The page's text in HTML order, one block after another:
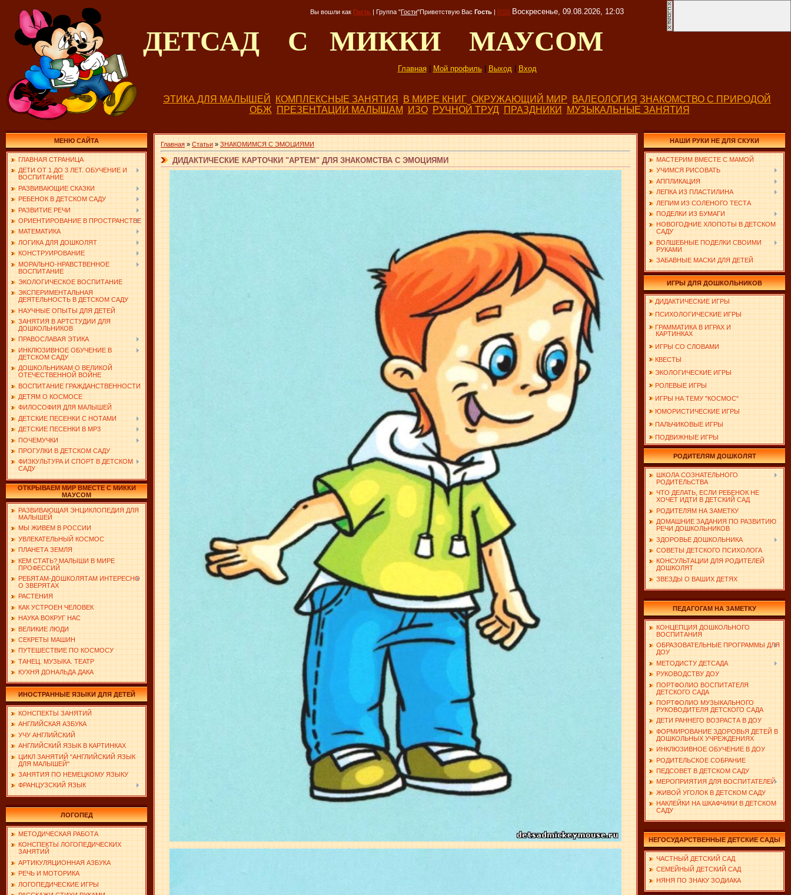
Вы вошли как Гость | Группа "Гости"Приветствую Вас Гость | RSS Воскресенье, 09.08.2026, 12:03
ДЕТСАД С МИККИ МАУСОМ
Главная| Мой профиль| Выход| Вход
ЭТИКА ДЛЯ МАЛЫШЕЙ КОМПЛЕКСНЫЕ ЗАНЯТИЯ В МИРЕ КНИГ ОКРУЖАЮЩИЙ МИР ВАЛЕОЛОГИЯ ЗНАКОМСТВО С ПРИРОДОЙ
ОБЖ
ПРЕЗЕНТАЦИИ МАЛЫШАМ ИЗО РУЧНОЙ ТРУД ПРАЗДНИКИ МУЗЫКАЛЬНЫЕ ЗАНЯТИЯ
МЕНЮ САЙТА
ГЛАВНАЯ СТРАНИЦА
ДЕТИ ОТ 1 ДО 3 ЛЕТ. ОБУЧЕНИЕ И
ВОСПИТАНИЕ
РАЗВИВАЮЩИЕ СКАЗКИ
РЕБЕНОК В ДЕТСКОМ САДУ
РАЗВИТИЕ РЕЧИ
ОРИЕНТИРОВАНИЕ В ПРОСТРАНСТВЕ
МАТЕМАТИКА
ЛОГИКА ДЛЯ ДОШКОЛЯТ
КОНСТРУИРОВАНИЕ
МОРАЛЬНО-НРАВСТВЕННОЕ
ВОСПИТАНИЕ
ЭКОЛОГИЧЕСКОЕ ВОСПИТАНИЕ
ЭКСПЕРИМЕНТАЛЬНАЯ
ДЕЯТЕЛЬНОСТЬ В ДЕТСКОМ САДУ
НАУЧНЫЕ ОПЫТЫ ДЛЯ ДЕТЕЙ
ЗАНЯТИЯ В АРТСТУДИИ ДЛЯ
ДОШКОЛЬНИКОВ
ПРАВОСЛАВАЯ ЭТИКА
ИНКЛЮЗИВНОЕ ОБУЧЕНИЕ В
ДЕТСКОМ САДУ
ДОШКОЛЬНИКАМ О ВЕЛИКОЙ
ОТЕЧЕСТВЕННОЙ ВОЙНЕ
ВОСПИТАНИЕ ГРАЖДАНСТВЕННОСТИ
ДЕТЯМ О КОСМОСЕ
ФИЛОСОФИЯ ДЛЯ МАЛЫШЕЙ
ДЕТСКИЕ ПЕСЕНКИ С НОТАМИ
ДЕТСКИЕ ПЕСЕНКИ В MP3
ПОЧЕМУЧКИ
ПРОГУЛКИ В ДЕТСКОМ САДУ
ФИЗКУЛЬТУРА И СПОРТ В ДЕТСКОМ
САДУ
ОТКРЫВАЕМ МИР ВМЕСТЕ С МИККИ
МАУСОМ
РАЗВИВАЮЩАЯ ЭНЦИКЛОПЕДИЯ ДЛЯ
МАЛЫШЕЙ
МЫ ЖИВЕМ В РОССИИ
УВЛЕКАТЕЛЬНЫЙ КОСМОС
ПЛАНЕТА ЗЕМЛЯ
КЕМ СТАТЬ? МАЛЫШИ В МИРЕ
ПРОФЕССИЙ
РЕБЯТАМ-ДОШКОЛЯТАМ ИНТЕРЕСНО
О ЗВЕРЯТАХ
РАСТЕНИЯ
КАК УСТРОЕН ЧЕЛОВЕК
НАУКА ВОКРУГ НАС
ВЕЛИКИЕ ЛЮДИ
СЕКРЕТЫ МАШИН
ПУТЕШЕСТВИЕ ПО КОСМОСУ
ТАНЕЦ. МУЗЫКА. ТЕАТР
КУХНЯ ДОНАЛЬДА ДАКА
ИНОСТРАННЫЕ ЯЗЫКИ ДЛЯ ДЕТЕЙ
КОНСПЕКТЫ ЗАНЯТИЙ
АНГЛИЙСКАЯ АЗБУКА
УЧУ АНГЛИЙСКИЙ
АНГЛИЙСКИЙ ЯЗЫК В КАРТИНКАХ
ЦИКЛ ЗАНЯТИЙ "АНГЛИЙСКИЙ ЯЗЫК
ДЛЯ МАЛЫШЕЙ"
ЗАНЯТИЯ ПО НЕМЕЦКОМУ ЯЗЫКУ
ФРАНЦУЗСКИЙ ЯЗЫК
ЛОГОПЕД
МЕТОДИЧЕСКАЯ РАБОТА
КОНСПЕКТЫ ЛОГОПЕДИЧЕСКИХ
ЗАНЯТИЙ
АРТИКУЛЯЦИОННАЯ АЗБУКА
РЕЧЬ И МОТОРИКА
ЛОГОПЕДИЧЕСКИЕ ИГРЫ
Главная » Статьи » ЗНАКОМИМСЯ С ЭМОЦИЯМИ
ДИДАКТИЧЕСКИЕ КАРТОЧКИ "АРТЕМ" ДЛЯ ЗНАКОМСТВА С ЭМОЦИЯМИ
НАШИ РУКИ НЕ ДЛЯ СКУКИ
МАСТЕРИМ ВМЕСТЕ С МАМОЙ
УЧИМСЯ РИСОВАТЬ
АППЛИКАЦИЯ
ЛЕПКА ИЗ ПЛАСТИЛИНА
ЛЕПИМ ИЗ СОЛЕНОГО ТЕСТА
ПОДЕЛКИ ИЗ БУМАГИ
НОВОГОДНИЕ ХЛОПОТЫ В ДЕТСКОМ
САДУ
ВОЛШЕБНЫЕ ПОДЕЛКИ СВОИМИ
РУКАМИ
ЗАБАВНЫЕ МАСКИ ДЛЯ ДЕТЕЙ
ИГРЫ ДЛЯ ДОШКОЛЬНИКОВ
ДИДАКТИЧЕСКИЕ ИГРЫ
ПСИХОЛОГИЧЕСКИЕ ИГРЫ
ГРАММАТИКА В ИГРАХ И
КАРТИНКАХ
ИГРЫ СО СЛОВАМИ
КВЕСТЫ
ЭКОЛОГИЧЕСКИЕ ИГРЫ
РОЛЕВЫЕ ИГРЫ
ИГРЫ НА ТЕМУ "КОСМОС"
ЮМОРИСТИЧЕСКИЕ ИГРЫ
ПАЛЬЧИКОВЫЕ ИГРЫ
ПОДВИЖНЫЕ ИГРЫ
РОДИТЕЛЯМ ДОШКОЛЯТ
ШКОЛА СОЗНАТЕЛЬНОГО
РОДИТЕЛЬСТВА
ЧТО ДЕЛАТЬ, ЕСЛИ РЕБЕНОК НЕ
ХОЧЕТ ИДТИ В ДЕТСКИЙ САД
РОДИТЕЛЯМ НА ЗАМЕТКУ
ДОМАШНИЕ ЗАДАНИЯ ПО РАЗВИТИЮ
РЕЧИ ДОШКОЛЬНИКОВ
ЗДОРОВЬЕ ДОШКОЛЬНИКА
СОВЕТЫ ДЕТСКОГО ПСИХОЛОГА
КОНСУЛЬТАЦИИ ДЛЯ РОДИТЕЛЕЙ
ДОШКОЛЯТ
ЗВЕЗДЫ О ВАШИХ ДЕТЯХ
ПЕДАГОГАМ НА ЗАМЕТКУ
КОНЦЕПЦИЯ ДОШКОЛЬНОГО
ВОСПИТАНИЯ
ОБРАЗОВАТЕЛЬНЫЕ ПРОГРАММЫ ДЛЯ
ДОУ
МЕТОДИСТУ ДЕТСАДА
РУКОВОДСТВУ ДОУ
ПОРТФОЛИО ВОСПИТАТЕЛЯ
ДЕТСКОГО САДА
ПОРТФОЛИО МУЗЫКАЛЬНОГО
РУКОВОДИТЕЛЯ ДЕТСКОГО САДА
ДЕТИ РАННЕГО ВОЗРАСТА В ДОУ
ФОРМИРОВАНИЕ ЗДОРОВЬЯ ДЕТЕЙ В
ДОШКОЛЬНЫХ УЧРЕЖДЕНИЯХ
ИНКЛЮЗИВНОЕ ОБУЧЕНИЕ В ДОУ
РОДИТЕЛЬСКОЕ СОБРАНИЕ
ПЕДСОВЕТ В ДЕТСКОМ САДУ
МЕРОПРИЯТИЯ ДЛЯ ВОСПИТАТЕЛЕЙ
ЖИВОЙ УГОЛОК В ДЕТСКОМ САДУ
НАКЛЕЙКИ НА ШКАФЧИКИ В ДЕТСКОМ
САДУ
НЕГОСУДАРСТВЕННЫЕ ДЕТСКИЕ САДЫ
ЧАСТНЫЙ ДЕТСКИЙ САД
СЕМЕЙНЫЙ ДЕТСКИЙ САД
НЯНЯ ПО ЗНАКУ ЗОДИАКА